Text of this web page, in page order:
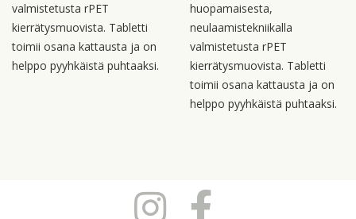
valmistetusta rPET
kierrätysmuovista. Tabletti
toimii osana kattausta ja on
helppo pyyhkäistä puhtaaksi.
huopamaisesta,
neulaamistekniikalla
valmistetusta rPET
kierrätysmuovista. Tabletti
toimii osana kattausta ja on
helppo pyyhkäistä puhtaaksi.